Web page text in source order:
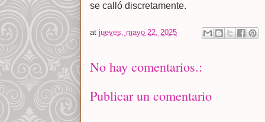
se calló discretamente.
at jueves, mayo 22, 2025
No hay comentarios.:
Publicar un comentario